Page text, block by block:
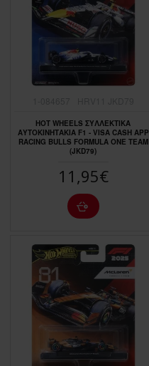
HOT WHEELS ΣΥΛΛΕΚΤΙΚΑ
ΑΥΤΟΚΙΝΗΤΑΚΙΑ F1 - VISA CASH APP
RACING BULLS FORMULA ONE TEAM
(JKD79)
11,95€